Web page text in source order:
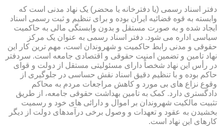
دفتر اسناد رسمی (یا دفترخانه یا محضر) یک نهاد مدنی است که
وابسته به قوه قضائیه ایران بوده و برای تنظیم و ثبت رسمی اسناد
ایجاد شده و به صورت مستقل و بدون وابستگی مالی به حاکمیت
سیاسی اداره می شود. دفتر اسناد رسمی به عنوان یک مرکز
حقوقی و مدنی رابط حاکمیت و شهروندان است، مهم ترین کار این
نهاد تامین و تضمین امنیت حقوقی و اقتصادی جامعه است. سردفتر
در رأس این نهاد شخصاً دارای مسئولیتی مستقل از دولت و قوای
حاکم بوده و با تنظیم دقیق اسناد نقش حساسی در جلوگیری از
وقوع نزاع های بی مورد و کاهش مراجعات مردم به محاکم
دادگستری دارد. کمک به تامین بهداشت حقوقی جامعه، از طریق
تثبیت مالکیت شهروندان بر اموال و دارائی های خود و رسمیت
بخشیدن به عقود و تعهدات و وصول برخی درآمدهای دولت از دیگر
کارهای این نهاد است.